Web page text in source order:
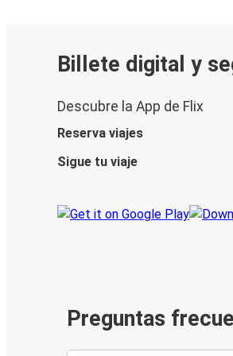
Billete digital y
Descubre la App de Flix
Reserva viajes
Sigue tu viaje
Preguntas